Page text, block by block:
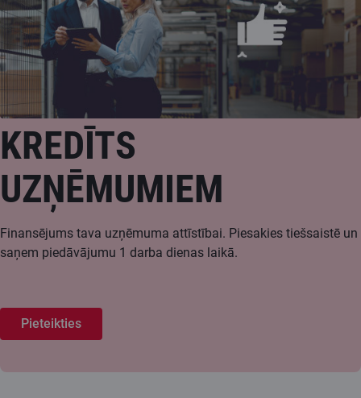
KREDĪTS
UZŅĒMUMIEM
Finansējums tava uzņēmuma attīstībai. Piesakies tiešsaistē un
saņem piedāvājumu 1 darba dienas laikā.
Pieteikties